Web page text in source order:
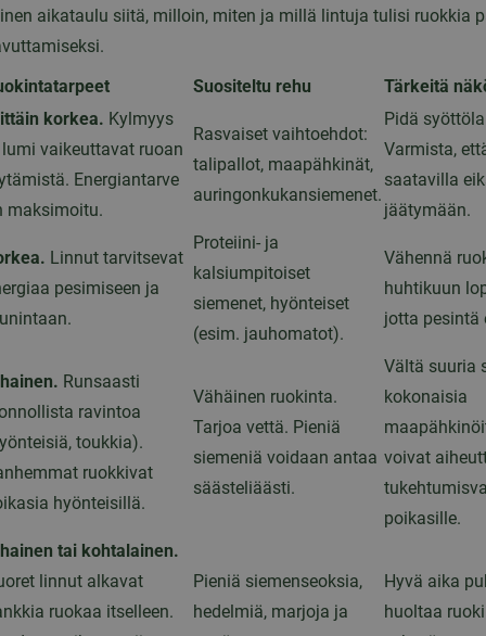
aikataulu siitä, milloin, miten ja millä lintuja tulisi ruokkia
Suositeltu rehu
Tärkeitä
korkea. Kylmyys
vaikeuttavat ruoan
Energiantarve
maksimoitu.
Rasvaiset vaihtoehdot:
talipallot, maapähkinät,
auringonkukansiemenet.
Pidä
Varmista,
saatavilla
jäätymään.
Linnut tarvitsevat
pesimiseen ja
Proteiini- ja
kalsiumpitoiset
siemenet, hyönteiset
(esim. jauhomatot).
Vähennä
huhtikuun
jotta pesintä
Runsaasti
ravintoa
toukkia).
ruokkivat
hyönteisillä.
Vähäinen ruokinta.
Tarjoa vettä. Pieniä
siemeniä voidaan antaa
säästeliäästi.
Vältä suuria
kokonaisia
voivat
poikasille.
tai kohtalainen.
linnut alkavat
ruokaa itselleen.
Pieniä siemenseoksia,
hedelmiä, marjoja ja
Hyvä aika
huoltaa